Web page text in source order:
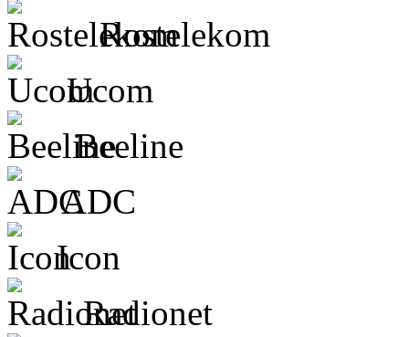
Rostelekom
Ucom
Beeline
ADC
Icon
Radionet